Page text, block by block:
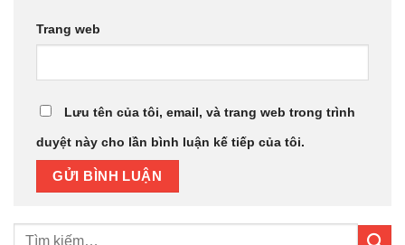
Trang web
Lưu tên của tôi, email, và trang web trong trình
duyệt này cho lần bình luận kế tiếp của tôi.